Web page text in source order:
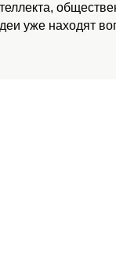
уже находят